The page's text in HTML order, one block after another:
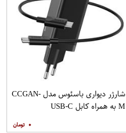
شارژر دیواری باسئوس مدل CCGAN-
M به همراه کابل USB-C
۰